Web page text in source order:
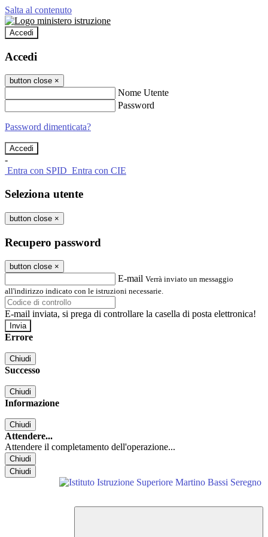
Salta al contenuto
Accedi
Accedi
button close ×
Nome Utente
Password
Password dimenticata?
-
Entra con SPID Entra con CIE
Seleziona utente
button close ×
Recupero password
button close ×
E-mail Verrà inviato un messaggio
all'indirizzo indicato con le istruzioni necessarie.
E-mail inviata, si prega di controllare la casella di posta elettronica!
Errore
Chiudi
Successo
Chiudi
Informazione
Chiudi
Attendere...
Attendere il completamento dell'operazione...
Chiudi
Chiudi